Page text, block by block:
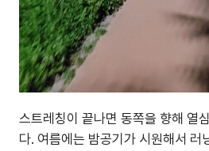
스트레칭이 끝나면 동쪽을 향해 열
다. 여름에는 밤공기가 시원해서 러